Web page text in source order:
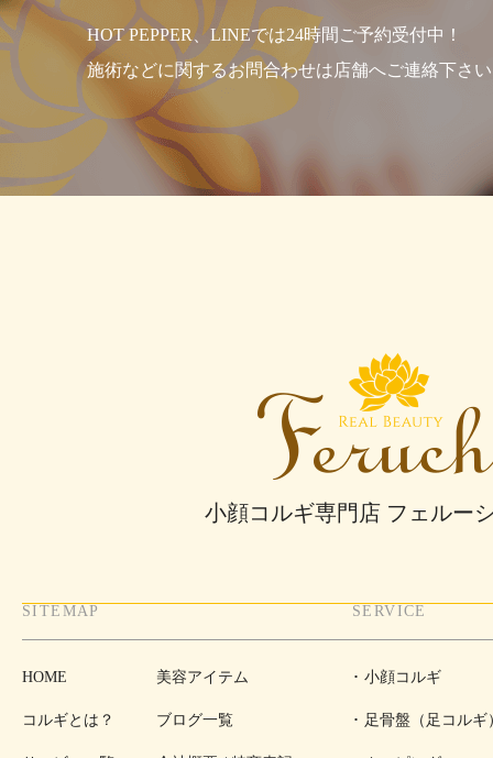
HOT PEPPER、LINEでは24時間ご予約受付中！
施術などに関するお問合わせは店舗へご連絡下さ
小顔コルギ専門店 フェルー
SITEMAP
HOME
コルギとは？
美容アイテム
ブログ一覧
SERVICE
小顔コルギ
足骨盤（足コルギ